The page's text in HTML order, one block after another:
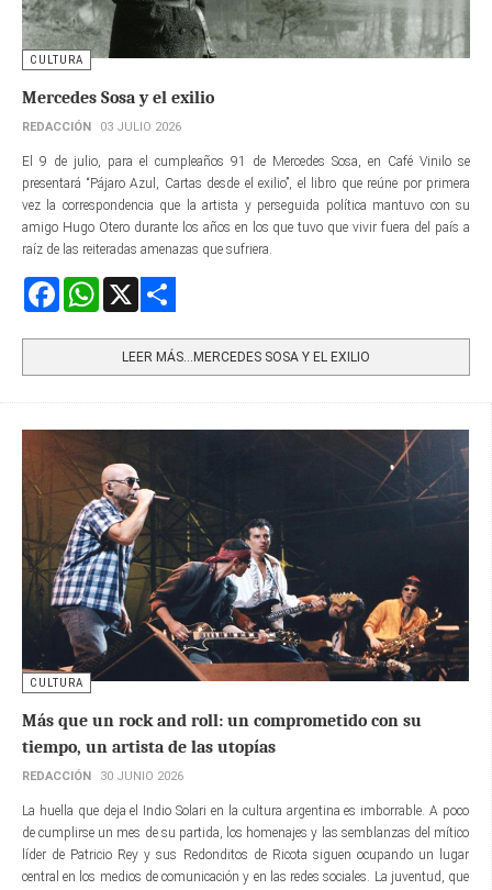
CULTURA
Mercedes Sosa y el exilio
REDACCIÓN 03 JULIO 2026
El 9 de julio, para el cumpleaños 91 de Mercedes Sosa, en Café Vinilo se
presentará “Pájaro Azul, Cartas desde el exilio”, el libro que reúne por primera
vez la correspondencia que la artista y perseguida política mantuvo con su
amigo Hugo Otero durante los años en los que tuvo que vivir fuera del país a
raíz de las reiteradas amenazas que sufriera.
FacebookWhatsApp
LEER MÁS…MERCEDES SOSA Y EL EXILIO
CULTURA
Más que un rock and roll: un comprometido con su
tiempo, un artista de las utopías
REDACCIÓN 30 JUNIO 2026
La huella que deja el Indio Solari en la cultura argentina es imborrable. A poco
de cumplirse un mes de su partida, los homenajes y las semblanzas del mítico
líder de Patricio Rey y sus Redonditos de Ricota siguen ocupando un lugar
central en los medios de comunicación y en las redes sociales. La juventud, que